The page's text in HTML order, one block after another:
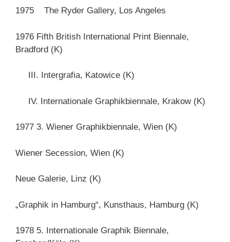
1975 The Ryder Gallery, Los Angeles
1976 Fifth British International Print Biennale,
Bradford (K)
III. Intergrafia, Katowice (K)
IV. Internationale Graphikbiennale, Krakow (K)
1977 3. Wiener Graphikbiennale, Wien (K)
Wiener Secession, Wien (K)
Neue Galerie, Linz (K)
„Graphik in Hamburg“, Kunsthaus, Hamburg (K)
1978 5. Internationale Graphik Biennale,